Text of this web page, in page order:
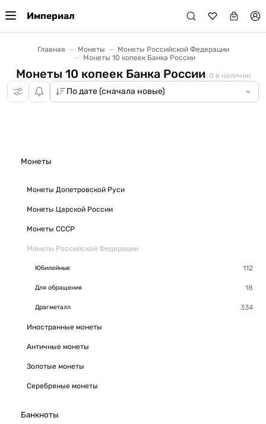
Империал
Монеты
Монеты Допетровской Руси
Монеты Царской России
Монеты СССР
Монеты Российской Федерации
Юбилейные
Для обращения
Драгметалл
Иностранные монеты
Античные монеты
Золотые монеты
Серебряные монеты
Банкноты
Главная Монеты
Монеты Российской Федерации
Монеты 10 копеек Банка России
Монеты 10 копеек Банка России 0 в наличии